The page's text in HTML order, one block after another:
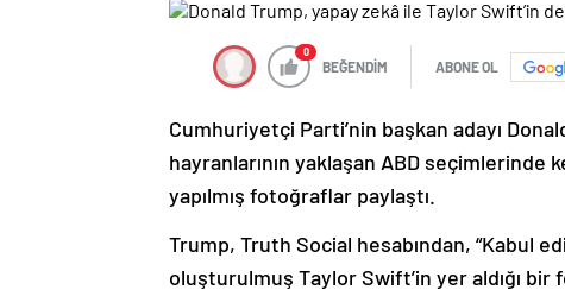
0
BEĞENDİM ABONE OL
Cumhuriyetçi Parti’nin başkan adayı
hayranlarının yaklaşan ABD
yapılmış fotoğraflar paylaştı.
Trump, Truth Social hesabından, “Kabul
oluşturulmuş Taylor Swift’in yer aldığı bir